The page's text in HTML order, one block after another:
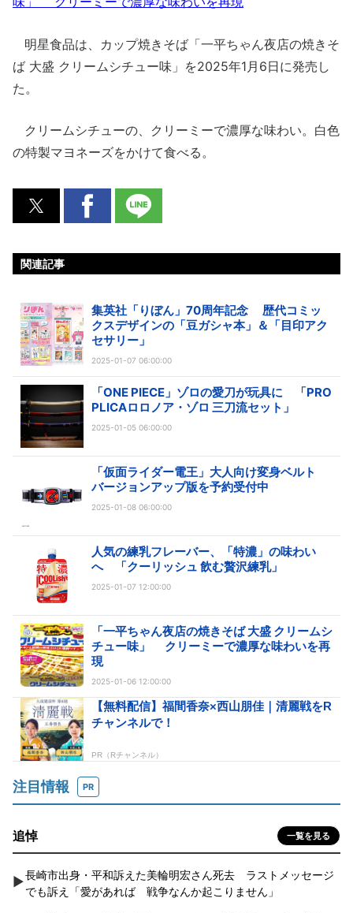
明星食品は、カップ焼きそば「一平ちゃん夜店の焼きそ
ば 大盛 クリームシチュー味」を2025年1月6日に発売し
た。
クリームシチューの、クリーミーで濃厚な味わい。白色
の特製マヨネーズをかけて食べる。
関連記事
集英社「りぼん」70周年記念 歴代コミッ
クスデザインの「豆ガシャ本」＆「目印アク
セサリー」
2025-01-07 06:00:00
「ONE PIECE」ゾロの愛刀が玩具に 「PRO
PLICAロロノア・ゾロ 三刀流セット」
2025-01-05 06:00:00
「仮面ライダー電王」大人向け変身ベルト
バージョンアップ版を予約受付中
2025-01-08 06:00:00
人気の練乳フレーバー、「特濃」の味わい
へ 「クーリッシュ 飲む贅沢練乳」
2025-01-07 12:00:00
「一平ちゃん夜店の焼きそば 大盛 クリームシ
チュー味」 クリーミーで濃厚な味わいを再
現
2025-01-06 12:00:00
注目情報 PR
追悼 一覧を見る
長崎市出身・平和訴えた美輪明宏さん死去 ラストメッセージ
でも訴え「愛があれば 戦争なんか起こりません」